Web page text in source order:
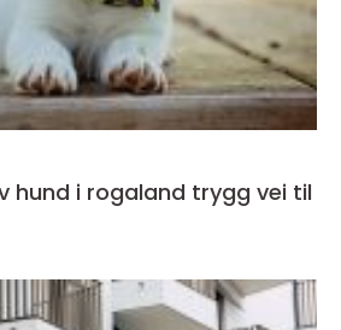
i rogaland trygg vei til